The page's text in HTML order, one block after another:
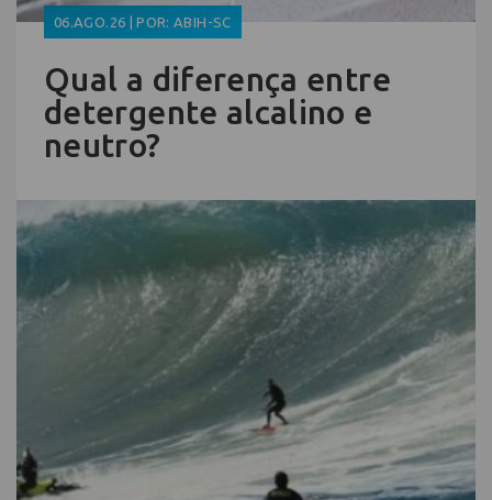
06.AGO.26 | POR: ABIH-SC
Qual a diferença entre
detergente alcalino e
neutro?